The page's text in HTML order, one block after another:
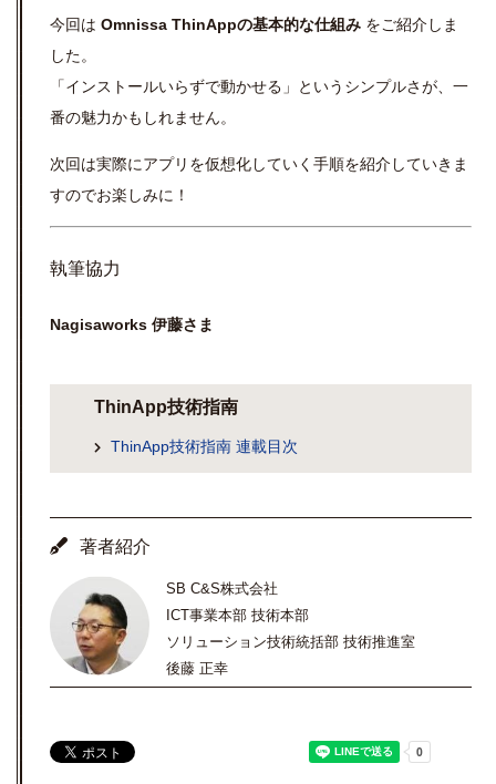
今回は Omnissa ThinAppの基本的な仕組み をご紹介しま
した。
「インストールいらずで動かせる」というシンプルさが、一
番の魅力かもしれません。
次回は実際にアプリを仮想化していく手順を紹介していきま
すのでお楽しみに！
執筆協力
Nagisaworks 伊藤さま
ThinApp技術指南
ThinApp技術指南 連載目次
著者紹介
SB C&S株式会社
ICT事業本部 技術本部
ソリューション技術統括部 技術推進室
後藤 正幸